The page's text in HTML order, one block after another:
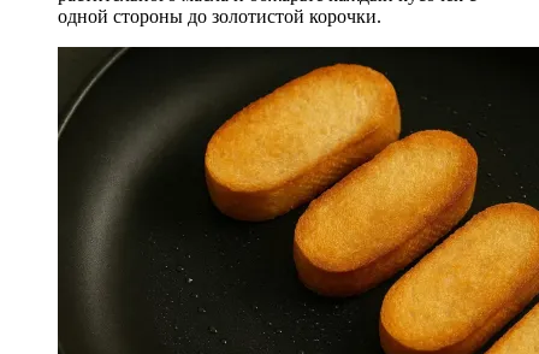
одной стороны до золотистой корочки.